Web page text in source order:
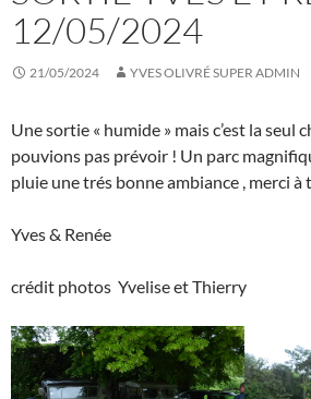
12/05/2024
21/05/2024 YVES OLIVRÉ SUPER ADMIN
Une sortie « humide » mais c’est la seul
pouvions pas prévoir ! Un parc
pluie une trés bonne ambiance , merci à
Yves & Renée
crédit photos Yvelise et Thierry